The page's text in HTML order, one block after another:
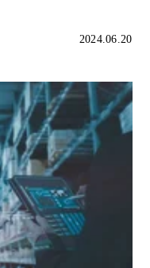
2024.06.20